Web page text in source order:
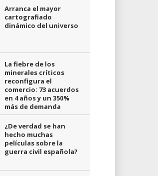
Arranca el mayor
cartografiado
dinámico del universo
La fiebre de los
minerales críticos
reconfigura el
comercio: 73 acuerdos
en 4 años y un 350%
más de demanda
¿De verdad se han
hecho muchas
películas sobre la
guerra civil española?